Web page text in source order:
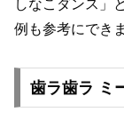
しなこダンス」
例も参考にでき
歯ラ歯ラ ミ